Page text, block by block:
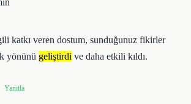
katkı veren dostum, sunduğunuz fikirler
yönünü geliştirdi ve daha etkili kıldı.
Yanıtla